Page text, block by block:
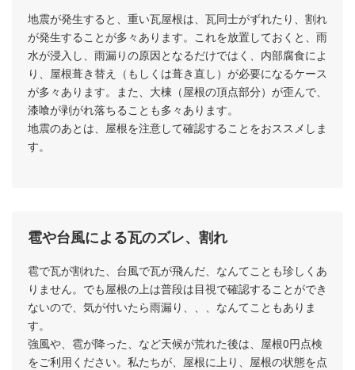
地震が発生すると、重い瓦屋根は、瓦同士がずれたり、割れ
が発生することが多々あります。これを放置しておくと、雨
水が浸入し、雨漏りの原因となるだけではく、内部腐食によ
り、屋根葺き替え（もしくは葺き直し）が必要になるケース
が多々あります。また、大棟（屋根の頂点部分）が歪んで、
漆喰が剥がれ落ちることも多々あります。
地震のあとは、屋根を注意して確認することをおススメしま
す。
雹や台風による瓦のズレ、割れ
雹で瓦が割れた、台風で瓦が飛んだ、なんてことも珍しくあ
りません。でも屋根の上は普段は目視で確認することができ
ないので、気が付いたら雨漏り、、、なんてこともありま
す。
強風や、雹が降った、など天候が荒れた後は、屋根0円点検
をご利用ください。私たちが、屋根に上り、屋根の状態を点